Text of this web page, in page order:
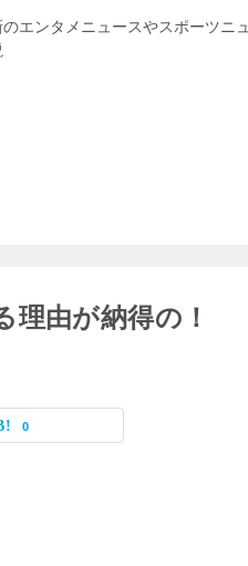
エンタメニュースやスポーツニ
由が納得の！
0